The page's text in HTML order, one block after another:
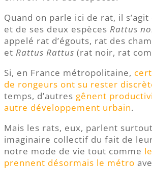
Quand on parle ici de rat, il s’agit
et de ses deux espèces Rattus
appelé rat d’égouts, rat des
et Rattus Rattus (rat noir, rat
Si, en France métropolitaine,
de rongeurs ont su rester
temps, d’autres gênent
autre développement urbain.
Mais les rats, eux, parlent
imaginaire collectif du fait de
notre mode de vie tout comme
prennent désormais le métro